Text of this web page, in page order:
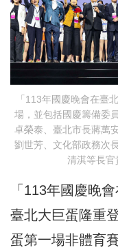
「113年國慶晚會在臺
場，並包括國慶籌備委
卓榮泰、臺北市長蔣萬
劉世芳、文化部政務次
清淇等長官
「113年國慶晚
臺北大巨蛋隆重
蛋第一場非體育